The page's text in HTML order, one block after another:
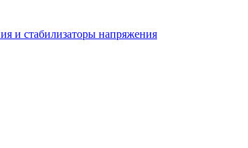
и стабилизаторы напряжения